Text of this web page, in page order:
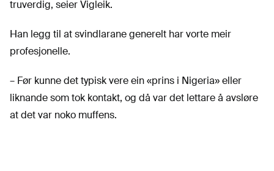
truverdig, seier Vigleik.
Han legg til at svindlarane generelt har vorte meir
profesjonelle.
– Før kunne det typisk vere ein «prins i Nigeria» eller
liknande som tok kontakt, og då var det lettare å avsløre
at det var noko muffens.